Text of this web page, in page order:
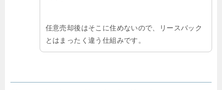
任意売却後はそこに住めないので、リースバック
とはまったく違う仕組みです。